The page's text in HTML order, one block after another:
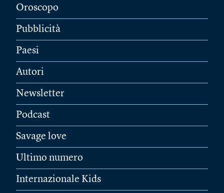
Oroscopo
Pubblicità
Paesi
Autori
Newsletter
Podcast
Savage love
Ultimo numero
Internazionale Kids